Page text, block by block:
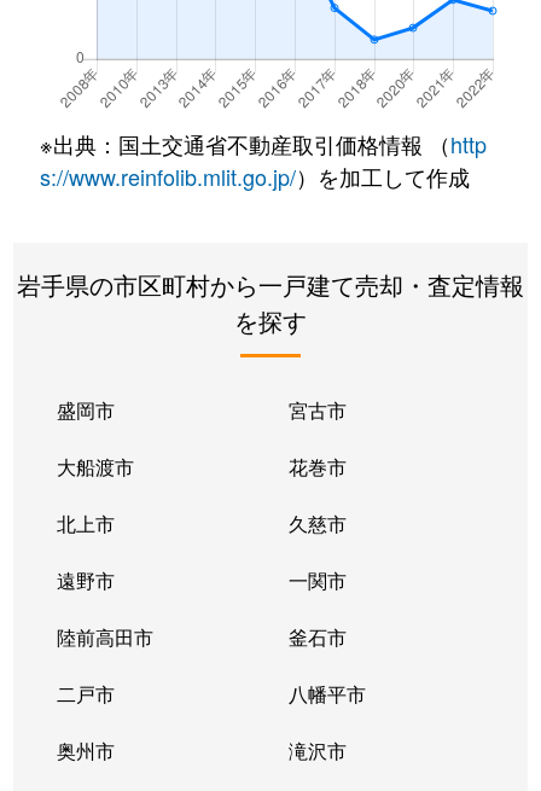
※出典：国土交通省不動産取引価格情報 （http
s://www.reinfolib.mlit.go.jp/）を加工して作成
岩手県の市区町村から一戸建て売却・査定情報
を探す
盛岡市 宮古市
大船渡市 花巻市
北上市 久慈市
遠野市 一関市
陸前高田市 釜石市
二戸市 八幡平市
奥州市 滝沢市